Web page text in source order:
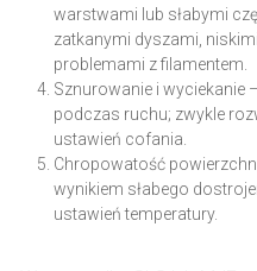
warstwami lub słabymi
zatkanymi dyszami,
problemami z filamentem.
Sznurowanie i wyciekanie
podczas ruchu; zwykle
ustawień cofania.
Chropowatość
wynikiem słabego
ustawień temperatury.